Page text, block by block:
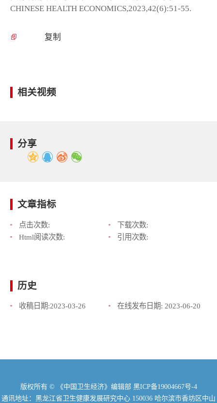
CHINESE HEALTH ECONOMICS,2023,42(6):51-55.
复制
相关视频
分享
文章指标
点击次数:
下载次数:
Html阅读次数:
引用次数:
历史
收稿日期:2023-03-26 在线发布日期: 2023-06-20
版权所有 © 《中国卫生经济》编辑部 黑ICP备19004667号-4
通讯地址：黑龙江省卫生健康发展研究中心 150036 哈尔滨市香坊区中山